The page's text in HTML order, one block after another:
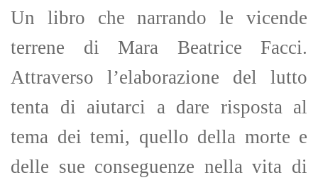
Un libro che narrando le vicende
terrene di Mara Beatrice Facci.
Attraverso l’elaborazione del lutto
tenta di aiutarci a dare risposta al
tema dei temi, quello della morte e
delle sue conseguenze nella vita di